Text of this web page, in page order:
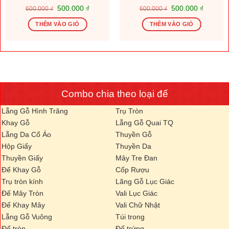
600.000₫
Giá
là:
600.000 ₫.
500.000 ₫Giá
THÊM VÀO GIỎ
600.000₫
Giá
là:
600.000 ₫.
500.000 ₫Giá
THÊM VÀO GIỎ
Combo chia theo loại đế
Lẵng Gỗ Hình Trăng
Trụ Tròn
Khay Gỗ
Lẵng Gỗ Quai TQ
Lẵng Da Cổ Áo
Thuyền Gỗ
Hộp Giấy
Thuyền Da
Thuyền Giấy
Mây Tre Đan
Đế Khay Gỗ
Cốp Rượu
Trụ tròn kính
Lãng Gỗ Lục Giác
Đế Mây Tròn
Vali Lục Giác
Đế Khay Mây
Vali Chữ Nhật
Lẵng Gỗ Vuông
Túi trong